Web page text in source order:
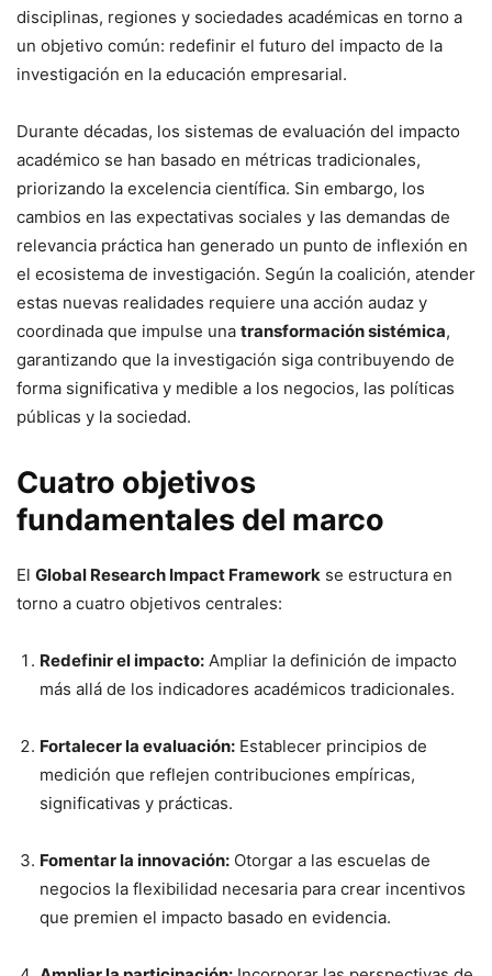
disciplinas, regiones y sociedades académicas en torno a
un objetivo común: redefinir el futuro del impacto de la
investigación en la educación empresarial.
Durante décadas, los sistemas de evaluación del impacto
académico se han basado en métricas tradicionales,
priorizando la excelencia científica. Sin embargo, los
cambios en las expectativas sociales y las demandas de
relevancia práctica han generado un punto de inflexión en
el ecosistema de investigación. Según la coalición, atender
estas nuevas realidades requiere una acción audaz y
coordinada que impulse una transformación sistémica,
garantizando que la investigación siga contribuyendo de
forma significativa y medible a los negocios, las políticas
públicas y la sociedad.
Cuatro objetivos
fundamentales del marco
El Global Research Impact Framework se estructura en
torno a cuatro objetivos centrales:
Redefinir el impacto: Ampliar la definición de impacto
más allá de los indicadores académicos tradicionales.
Fortalecer la evaluación: Establecer principios de
medición que reflejen contribuciones empíricas,
significativas y prácticas.
Fomentar la innovación: Otorgar a las escuelas de
negocios la flexibilidad necesaria para crear incentivos
que premien el impacto basado en evidencia.